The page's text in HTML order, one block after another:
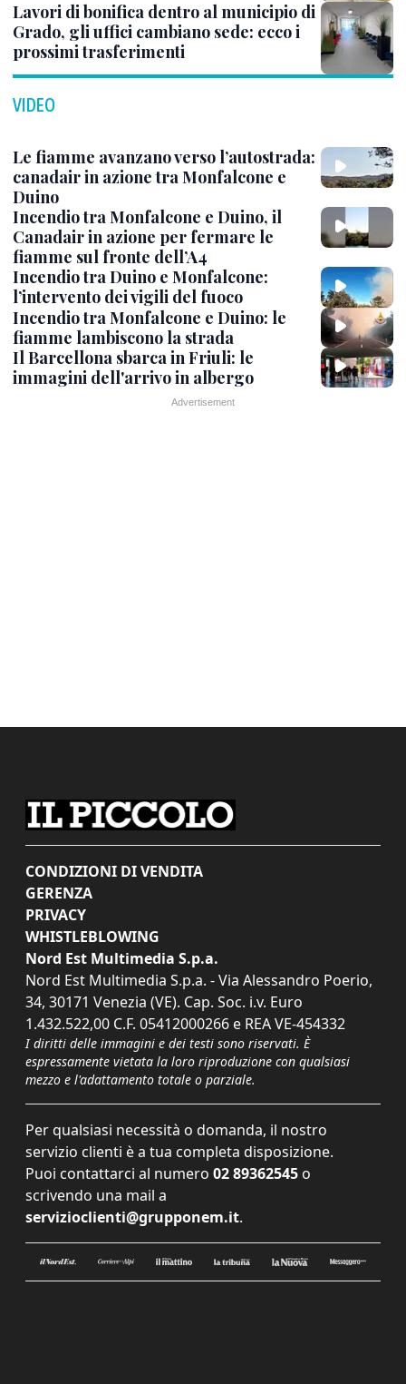
Lavori di bonifica dentro al municipio di
Grado, gli uffici cambiano sede: ecco i
prossimi trasferimenti
VIDEO
Le fiamme avanzano verso l’autostrada:
canadair in azione tra Monfalcone e
Duino
Incendio tra Monfalcone e Duino, il
Canadair in azione per fermare le
fiamme sul fronte dell’A4
Incendio tra Duino e Monfalcone:
l’intervento dei vigili del fuoco
Incendio tra Monfalcone e Duino: le
fiamme lambiscono la strada
Il Barcellona sbarca in Friuli: le
immagini dell'arrivo in albergo
CONDIZIONI DI VENDITA
GERENZA
PRIVACY
WHISTLEBLOWING
Nord Est Multimedia S.p.a.
Nord Est Multimedia S.p.a. - Via Alessandro Poerio,
34, 30171 Venezia (VE). Cap. Soc. i.v. Euro
1.432.522,00 C.F. 05412000266 e REA VE-454332
I diritti delle immagini e dei testi sono riservati. È
espressamente vietata la loro riproduzione con qualsiasi
mezzo e l'adattamento totale o parziale.
Per qualsiasi necessità o domanda, il nostro
servizio clienti è a tua completa disposizione.
Puoi contattarci al numero 02 89362545 o
scrivendo una mail a
servizioclienti@grupponem.it.